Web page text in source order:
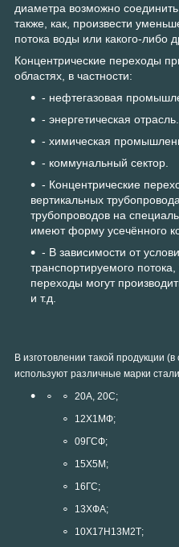
диаметра возможно
также, как, произвести
потока воды или какого-либо
Концентрические переходы
областях, в частности:
- нефтегазовая
- энергетическая отрасль.
- химическая
- коммунальный сектор.
- Концентрические
вертикальных
трубопроводов на
имеют форму усечённого
- В зависимости от
транспортируемого
переходы могут
и т.д.
В изготовлении такой продукции
используют различные марки
20А, 20С;
12Х1МФ;
09ГСФ;
15Х5М;
16ГС;
13ХФА;
10Х17Н13М2Т;